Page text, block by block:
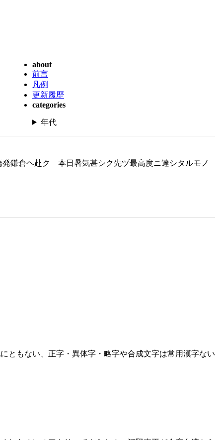
about
前言
凡例
更新履歴
categories
年代
倉ヘ赴ク 本日暑気甚シク先ヅ最高度ニ達シタルモノ
ともない、正字・異体字・略字や合成文字は常用漢字ない